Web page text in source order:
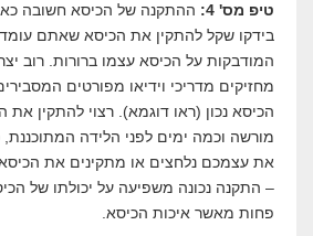
טיפ מס' 4:
ההתקנה של הכיסא חשובה
בידקו שקל להתקין את הכיסא שאתם
המודבקות על הכיסא עצמו ברורות. רוב
מחזיקים מדריכי וידיאו מפורטים
הכיסא נכון (ראו דוגמא). רצוי להתקין את
מורשה וכמה ימים לפני הלידה
את עצמכם נלחצים או מתקינים את הכיסא
– התקנה נכונה משפיעה על יכולתו של
פחות מאשר איכות הכיסא.